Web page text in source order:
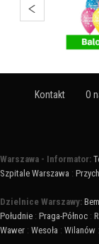
Kontakt O
Warszawa - Informator:
Szpitale Warszawa :
Dzielnice Warszawy:
Południe : Praga-Północ :
Wawer : Wesoła : Wilanów :